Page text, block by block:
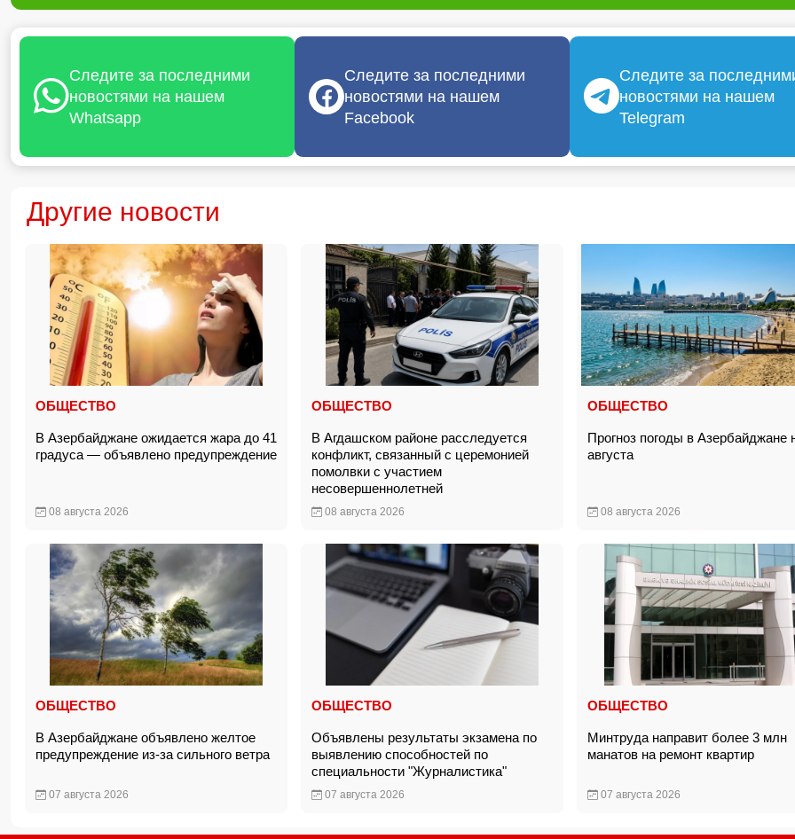
Следите за последними
новостями на нашем
Whatsapp
Следите за последними
новостями на нашем
Facebook
Следите за
новостями на нашем
Telegram
Другие новости
ОБЩЕСТВО
В Азербайджане ожидается жара до 41
градуса — объявлено предупреждение
08 августа 2026
ОБЩЕСТВО
В Агдашском районе расследуется
конфликт, связанный с церемонией
помолвки с участием
несовершеннолетней
08 августа 2026
ОБЩЕСТВО
Прогноз погоды в Азербайджане
августа
08 августа 2026
ОБЩЕСТВО
В Азербайджане объявлено желтое
предупреждение из-за сильного ветра
07 августа 2026
ОБЩЕСТВО
Объявлены результаты экзамена по
выявлению способностей по
специальности "Журналистика"
07 августа 2026
ОБЩЕСТВО
Минтруда направит более 3 млн
манатов на ремонт квартир
07 августа 2026